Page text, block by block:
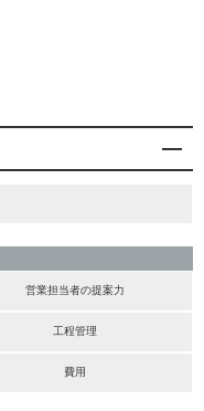
営業担当者の提案力
工程管理
費用